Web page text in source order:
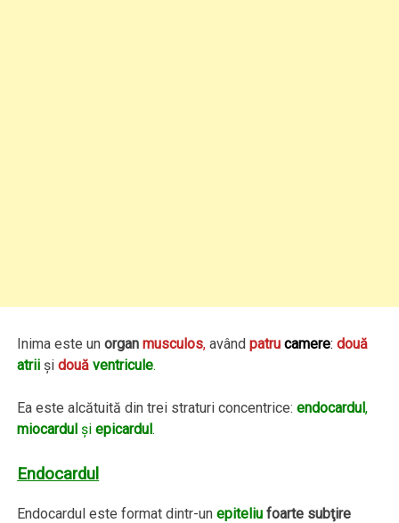
Inima este unorganmusculos, avândpatru camere: două
atrii şidouă ventricule.
Ea este alcătuită din trei straturi concentrice:endocardul,
miocardul şiepicardul.
Endocardul
Endocardul este format dintr-unepiteliu foarte subţire